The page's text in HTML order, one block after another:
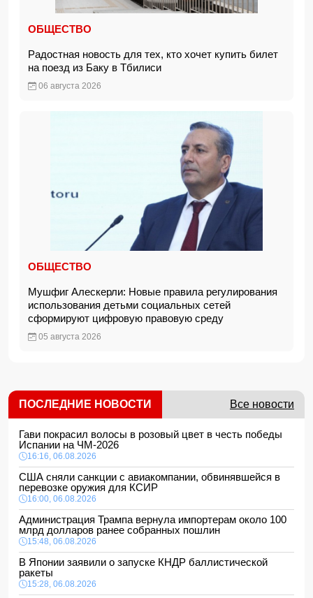
ОБЩЕСТВО
Радостная новость для тех, кто хочет купить билет
на поезд из Баку в Тбилиси
06 августа 2026
ОБЩЕСТВО
Мушфиг Алескерли: Новые правила регулирования
использования детьми социальных сетей
сформируют цифровую правовую среду
05 августа 2026
ПОСЛЕДНИЕ НОВОСТИ Все новости
Гави покрасил волосы в розовый цвет в честь победы
Испании на ЧМ-2026
16:16, 06.08.2026
США сняли санкции с авиакомпании, обвинявшейся в
перевозке оружия для КСИР
16:00, 06.08.2026
Администрация Трампа вернула импортерам около 100
млрд долларов ранее собранных пошлин
15:48, 06.08.2026
В Японии заявили о запуске КНДР баллистической
ракеты
15:28, 06.08.2026